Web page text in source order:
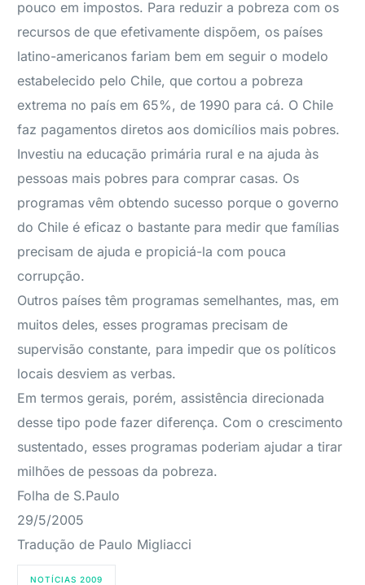
pouco em impostos. Para reduzir a pobreza com os
recursos de que efetivamente dispõem, os países
latino-americanos fariam bem em seguir o modelo
estabelecido pelo Chile, que cortou a pobreza
extrema no país em 65%, de 1990 para cá. O Chile
faz pagamentos diretos aos domicílios mais pobres.
Investiu na educação primária rural e na ajuda às
pessoas mais pobres para comprar casas. Os
programas vêm obtendo sucesso porque o governo
do Chile é eficaz o bastante para medir que famílias
precisam de ajuda e propiciá-la com pouca
corrupção.
Outros países têm programas semelhantes, mas, em
muitos deles, esses programas precisam de
supervisão constante, para impedir que os políticos
locais desviem as verbas.
Em termos gerais, porém, assistência direcionada
desse tipo pode fazer diferença. Com o crescimento
sustentado, esses programas poderiam ajudar a tirar
milhões de pessoas da pobreza.
Folha de S.Paulo
29/5/2005
Tradução de Paulo Migliacci
NOTÍCIAS 2009